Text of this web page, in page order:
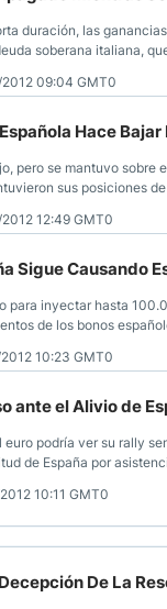
duración, las
soberana italiana,
de que la
09:04 GMT0
Hace Bajar
pero se mantuvo
sus posiciones
fin de semana, siendo
12:49 GMT0
Sigue Causando
para inyectar hasta
de los bonos
plan de rescate español.
10:23 GMT0
ante el Alivio de
euro podría ver su rally
de España por
de América del Norte
10:11 GMT0
De La